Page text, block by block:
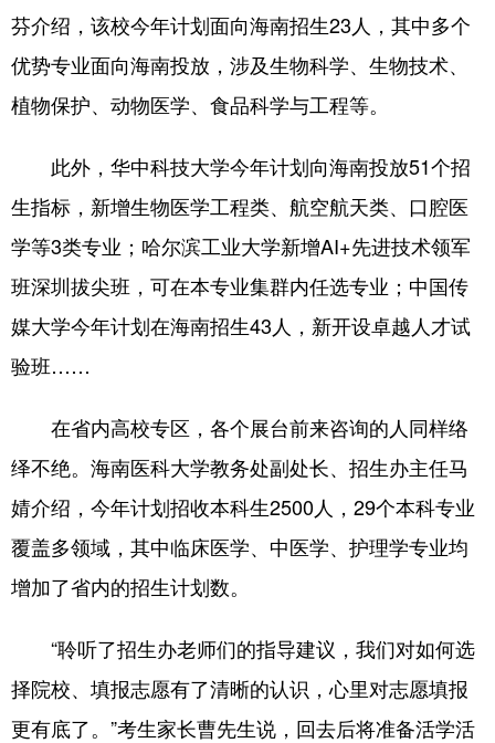
芬介绍，该校今年计划面向海南招生23人，其中多个
优势专业面向海南投放，涉及生物科学、生物技术、
植物保护、动物医学、食品科学与工程等。
此外，华中科技大学今年计划向海南投放51个招
生指标，新增生物医学工程类、航空航天类、口腔医
学等3类专业；哈尔滨工业大学新增AI+先进技术领军
班深圳拔尖班，可在本专业集群内任选专业；中国传
媒大学今年计划在海南招生43人，新开设卓越人才试
验班……
在省内高校专区，各个展台前来咨询的人同样络
绎不绝。海南医科大学教务处副处长、招生办主任马
婧介绍，今年计划招收本科生2500人，29个本科专业
覆盖多领域，其中临床医学、中医学、护理学专业均
增加了省内的招生计划数。
“聆听了招生办老师们的指导建议，我们对如何选
择院校、填报志愿有了清晰的认识，心里对志愿填报
更有底了。”考生家长曹先生说，回去后将准备活学活